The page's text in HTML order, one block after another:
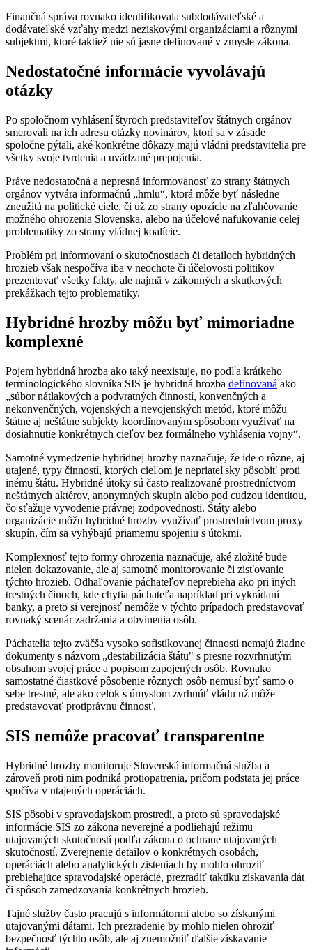
Finančná správa rovnako identifikovala subdodávateľské a
dodávateľské vzťahy medzi neziskovými organizáciami a rôznymi
subjektmi, ktoré taktiež nie sú jasne definované v zmysle zákona.
Nedostatočné informácie vyvolávajú
otázky
Po spoločnom vyhlásení štyroch predstaviteľov štátnych orgánov
smerovali na ich adresu otázky novinárov, ktorí sa v zásade
spoločne pýtali, aké konkrétne dôkazy majú vládni predstavitelia pre
všetky svoje tvrdenia a uvádzané prepojenia.
Práve nedostatočná a nepresná informovanosť zo strany štátnych
orgánov vytvára informačnú „hmlu“, ktorá môže byť následne
zneužitá na politické ciele, či už zo strany opozície na zľahčovanie
možného ohrozenia Slovenska, alebo na účelové nafukovanie celej
problematiky zo strany vládnej koalície.
Problém pri informovaní o skutočnostiach či detailoch hybridných
hrozieb však nespočíva iba v neochote či účelovosti politikov
prezentovať všetky fakty, ale najmä v zákonných a skutkových
prekážkach tejto problematiky.
Hybridné hrozby môžu byť mimoriadne
komplexné
Pojem hybridná hrozba ako taký neexistuje, no podľa krátkeho
terminologického slovníka SIS je hybridná hrozba definovaná ako
„súbor nátlakových a podvratných činností, konvenčných a
nekonvenčných, vojenských a nevojenských metód, ktoré môžu
štátne aj neštátne subjekty koordinovaným spôsobom využívať na
dosiahnutie konkrétnych cieľov bez formálneho vyhlásenia vojny“.
Samotné vymedzenie hybridnej hrozby naznačuje, že ide o rôzne, aj
utajené, typy činností, ktorých cieľom je nepriateľsky pôsobiť proti
inému štátu. Hybridné útoky sú často realizované prostredníctvom
neštátnych aktérov, anonymných skupín alebo pod cudzou identitou,
čo sťažuje vyvodenie právnej zodpovednosti. Štáty alebo
organizácie môžu hybridné hrozby využívať prostredníctvom proxy
skupín, čím sa vyhýbajú priamemu spojeniu s útokmi.
Komplexnosť tejto formy ohrozenia naznačuje, aké zložité bude
nielen dokazovanie, ale aj samotné monitorovanie či zisťovanie
týchto hrozieb. Odhaľovanie páchateľov neprebieha ako pri iných
trestných činoch, kde chytia páchateľa napríklad pri vykrádaní
banky, a preto si verejnosť nemôže v týchto prípadoch predstavovať
rovnaký scenár zadržania a obvinenia osôb.
Páchatelia tejto zväčša vysoko sofistikovanej činnosti nemajú žiadne
dokumenty s názvom „destabilizácia štátu" s presne rozvrhnutým
obsahom svojej práce a popisom zapojených osôb. Rovnako
samostatné čiastkové pôsobenie rôznych osôb nemusí byť samo o
sebe trestné, ale ako celok s úmyslom zvrhnúť vládu už môže
predstavovať protiprávnu činnosť.
SIS nemôže pracovať transparentne
Hybridné hrozby monitoruje Slovenská informačná služba a
zároveň proti nim podniká protiopatrenia, pričom podstata jej práce
spočíva v utajených operáciách.
SIS pôsobí v spravodajskom prostredí, a preto sú spravodajské
informácie SIS zo zákona neverejné a podliehajú režimu
utajovaných skutočností podľa zákona o ochrane utajovaných
skutočností. Zverejnenie detailov o konkrétnych osobách,
operáciách alebo analytických zisteniach by mohlo ohroziť
prebiehajúce spravodajské operácie, prezradiť taktiku získavania dát
či spôsob zamedzovania konkrétnych hrozieb.
Tajné služby často pracujú s informátormi alebo so získanými
utajovanými dátami. Ich prezradenie by mohlo nielen ohroziť
bezpečnosť týchto osôb, ale aj znemožniť ďalšie získavanie